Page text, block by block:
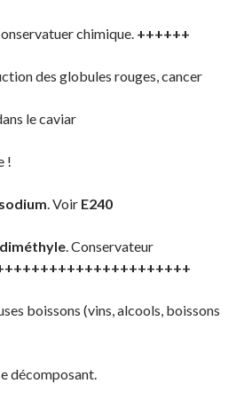
chimique. ++++++
des globules rouges, cancer
le caviar
!
. Voir E240
. Conservateur
boissons (vins, alcools, boissons
décomposant.